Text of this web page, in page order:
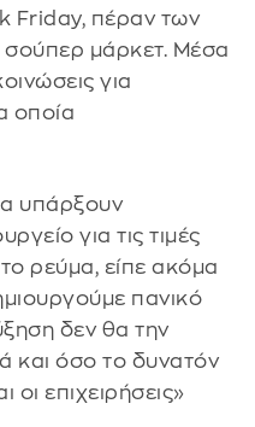
Friday, πέραν των
σούπερ μάρκετ. Μέσα
για
οποία
υπάρξουν
για τις τιμές
ρεύμα, είπε ακόμα
πανικό
δεν θα την
και όσο το δυνατόν
επιχειρήσεις»